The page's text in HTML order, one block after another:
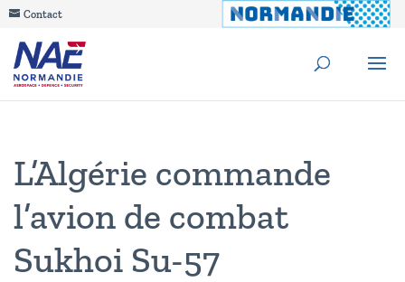
Contact
L’Algérie commande
l’avion de combat
Sukhoi Su-57